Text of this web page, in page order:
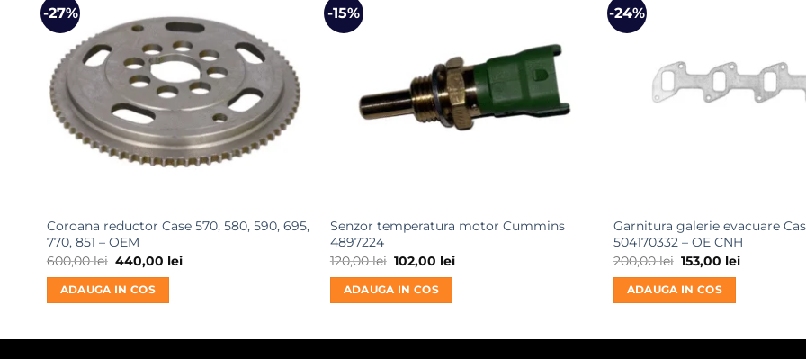
-27%
Coroana reductor Case 570, 580, 590, 695,
770, 851 – OEM
600,00lei Prețul
inițial
a
fost:
440,00 leiPrețul
ADAUGA IN COS
-15%
Senzor temperatura motor Cummins
4897224
120,00lei Prețul
inițial
a
fost:
102,00 leiPrețul
ADAUGA IN COS
-24%
Garnitura galerie evacuare
504170332 – OE CNH
200,00lei Prețul
inițial
a
fost:
153,00 leiPrețul
ADAUGA IN COS